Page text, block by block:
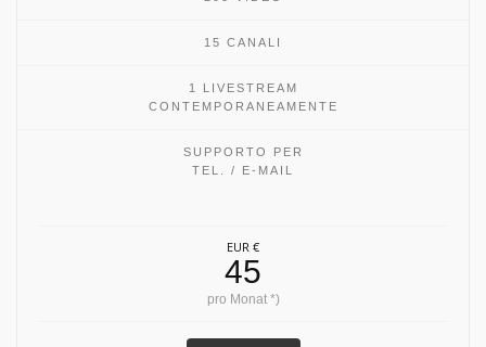
15 CANALI
1 LIVESTREAM
CONTEMPORANEAMENTE
SUPPORTO PER
TEL. / E-MAIL
EUR €
45
pro Monat *)